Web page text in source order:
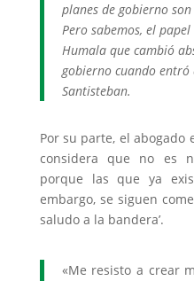
planes de gobierno
Pero sabemos, el
Humala que cambió
gobierno cuando entró
Santisteban.
Por su parte, el abogado
considera que no es
porque las que ya
embargo, se siguen
saludo a la bandera’.
«Me resisto a crear